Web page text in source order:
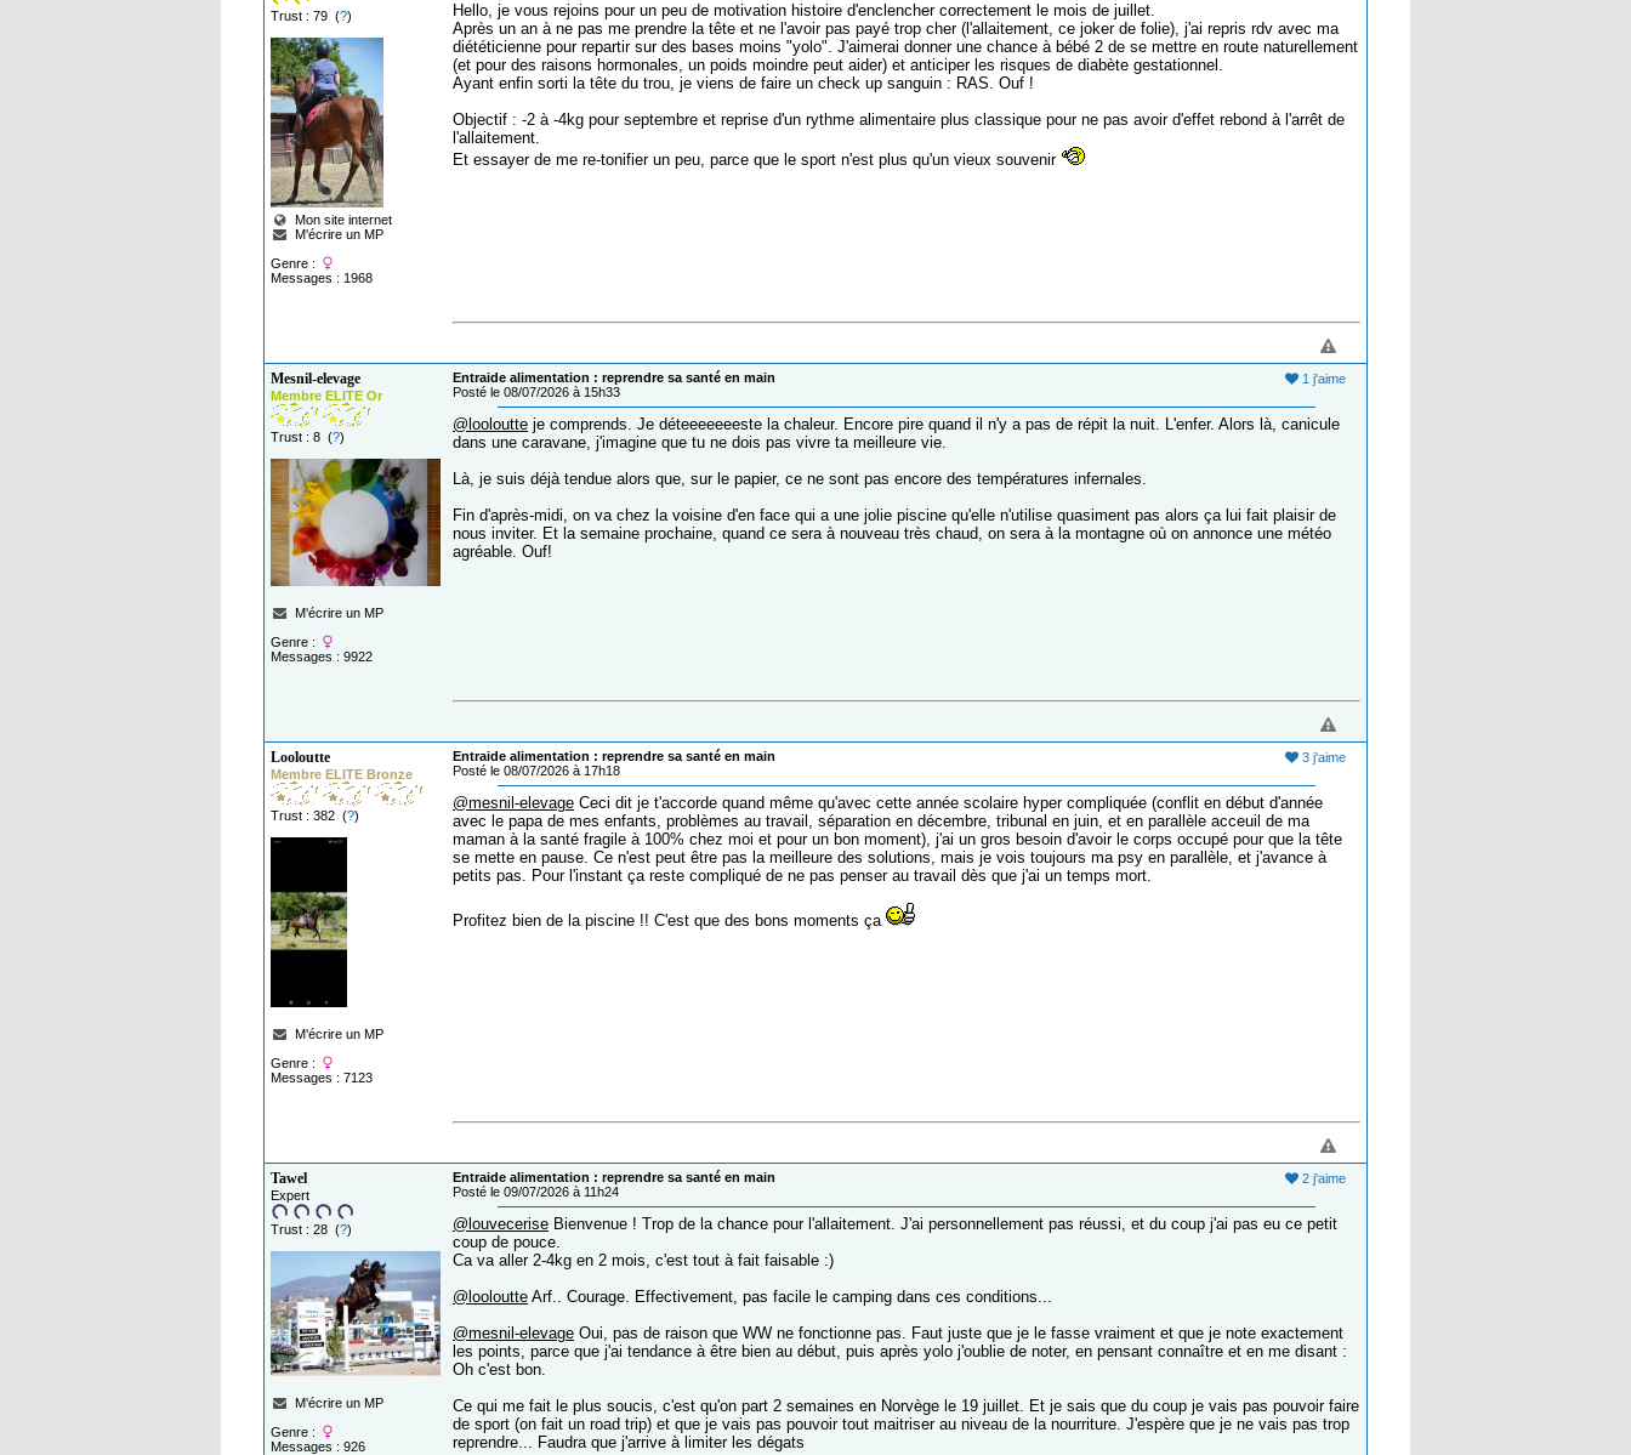
Trust : 79 (?)
Mon site internet
M'écrire un MP
Genre :
Messages : 1968
Hello, je vous rejoins pour un peu de motivation histoire d'enclencher correctement le mois de juillet.
Après un an à ne pas me prendre la tête et ne l'avoir pas payé trop cher (l'allaitement, ce joker de folie), j'ai repris rdv avec ma
diététicienne pour repartir sur des bases moins "yolo". J'aimerai donner une chance à bébé 2 de se mettre en route naturellement
(et pour des raisons hormonales, un poids moindre peut aider) et anticiper les risques de diabète gestationnel.
Ayant enfin sorti la tête du trou, je viens de faire un check up sanguin : RAS. Ouf !
Objectif : -2 à -4kg pour septembre et reprise d'un rythme alimentaire plus classique pour ne pas avoir d'effet rebond à l'arrêt de
l'allaitement.
Et essayer de me re-tonifier un peu, parce que le sport n'est plus qu'un vieux souvenir
Mesnil-elevage
Membre ELITE Or
Trust : 8 (?)
M'écrire un MP
Genre :
Messages : 9922
1 j'aime
Entraide alimentation : reprendre sa santé en main
Posté le 08/07/2026 à 15h33
@looloutte je comprends. Je déteeeeeeeste la chaleur. Encore pire quand il n'y a pas de répit la nuit. L'enfer. Alors là, canicule
dans une caravane, j'imagine que tu ne dois pas vivre ta meilleure vie.
Là, je suis déjà tendue alors que, sur le papier, ce ne sont pas encore des températures infernales.
Fin d'après-midi, on va chez la voisine d'en face qui a une jolie piscine qu'elle n'utilise quasiment pas alors ça lui fait plaisir de
nous inviter. Et la semaine prochaine, quand ce sera à nouveau très chaud, on sera à la montagne où on annonce une météo
agréable. Ouf!
Looloutte
Membre ELITE Bronze
Trust : 382 (?)
M'écrire un MP
Genre :
Messages : 7123
3 j'aime
Entraide alimentation : reprendre sa santé en main
Posté le 08/07/2026 à 17h18
@mesnil-elevage Ceci dit je t'accorde quand même qu'avec cette année scolaire hyper compliquée (conflit en début d'année
avec le papa de mes enfants, problèmes au travail, séparation en décembre, tribunal en juin, et en parallèle acceuil de ma
maman à la santé fragile à 100% chez moi et pour un bon moment), j'ai un gros besoin d'avoir le corps occupé pour que la tête
se mette en pause. Ce n'est peut être pas la meilleure des solutions, mais je vois toujours ma psy en parallèle, et j'avance à
petits pas. Pour l'instant ça reste compliqué de ne pas penser au travail dès que j'ai un temps mort.
Profitez bien de la piscine !! C'est que des bons moments ça
Tawel
Expert
Trust : 28 (?)
M'écrire un MP
Genre :
Messages : 926
2 j'aime
Entraide alimentation : reprendre sa santé en main
Posté le 09/07/2026 à 11h24
@louvecerise Bienvenue ! Trop de la chance pour l'allaitement. J'ai personnellement pas réussi, et du coup j'ai pas eu ce petit
coup de pouce.
Ca va aller 2-4kg en 2 mois, c'est tout à fait faisable :)
@looloutte Arf.. Courage. Effectivement, pas facile le camping dans ces conditions...
@mesnil-elevage Oui, pas de raison que WW ne fonctionne pas. Faut juste que je le fasse vraiment et que je note exactement
les points, parce que j'ai tendance à être bien au début, puis après yolo j'oublie de noter, en pensant connaître et en me disant :
Oh c'est bon.
Ce qui me fait le plus soucis, c'est qu'on part 2 semaines en Norvège le 19 juillet. Et je sais que du coup je vais pas pouvoir faire
de sport (on fait un road trip) et que je vais pas pouvoir tout maitriser au niveau de la nourriture. J'espère que je ne vais pas trop
reprendre... Faudra que j'arrive à limiter les dégats